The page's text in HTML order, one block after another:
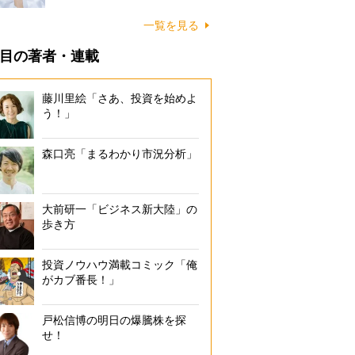
一覧を見る
の著者・連載
藤川里絵「さあ、投資を始めよ
う！」
森口亮「まるわかり市況分析」
大前研一「ビジネス新大陸」の
歩き方
投資ノウハウ満載コミック「俺
がカブ番長！」
戸松信博の明日の爆騰株を探
せ！